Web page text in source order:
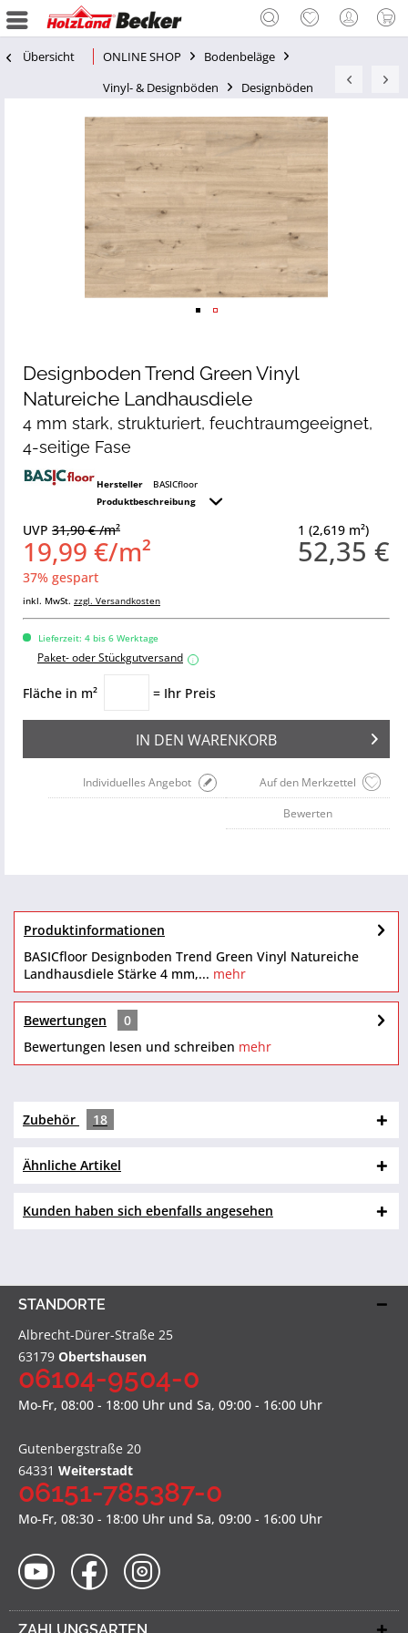
Übersicht ONLINE SHOP
Bodenbeläge
Vinyl- & Designböden
Designböden
Designboden Trend Green Vinyl
Natureiche Landhausdiele
4 mm stark, strukturiert, feuchtraumgeeignet,
4-seitige Fase
Hersteller
BASICfloor
Produktbeschreibung
1 (2,619 m²)
52,35 €
UVP 31,90 € /m²
19,99 €/m²
37% gespart
inkl. MwSt. zzgl. Versandkosten
Lieferzeit: 4 bis 6 Werktage
Paket- oder Stückgutversand i
Fläche in m² = Ihr Preis
IN DEN WARENKORB
Auf den Merkzettel
Individuelles Angebot
Bewerten
Produktinformationen
BASICfloor Designboden Trend Green Vinyl Natureiche
Landhausdiele Stärke 4 mm,... mehr
Bewertungen
0
Bewertungen lesen und schreiben mehr
Zubehör 18
Ähnliche Artikel
Kunden haben sich ebenfalls angesehen
STANDORTE
Albrecht-Dürer-Straße 25
63179 Obertshausen
06104-9504-0
Mo-Fr, 08:00 - 18:00 Uhr und Sa, 09:00 - 16:00 Uhr
Gutenbergstraße 20
64331 Weiterstadt
06151-785387-0
Mo-Fr, 08:30 - 18:00 Uhr und Sa, 09:00 - 16:00 Uhr